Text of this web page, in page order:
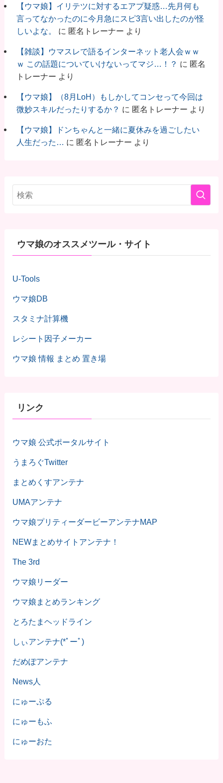
【ウマ娘】イリテツに対するエアプ疑惑…先月何も
言ってなかったのに今月急にスピ3言い出したのが怪
しいよな。
に 匿名トレーナー より
【雑談】ウマスレで語るインターネット老人会ｗｗ
ｗ この話題についていけないってマジ…！？ に 匿名
トレーナー より
【ウマ娘】（8月LoH）もしかしてコンセって今回は
微妙スキルだったりするか？ に 匿名トレーナー より
【ウマ娘】ドンちゃんと一緒に夏休みを過ごしたい
人生だった… に 匿名トレーナー より
ウマ娘のオススメツール・サイト
U-Tools
ウマ娘DB
スタミナ計算機
レシート因子メーカー
ウマ娘 情報 まとめ 置き場
リンク
ウマ娘 公式ポータルサイト
うまろぐTwitter
まとめくすアンテナ
UMAアンテナ
ウマ娘プリティーダービーアンテナMAP
NEWまとめサイトアンテナ！
The 3rd
ウマ娘リーダー
ウマ娘まとめランキング
とろたまヘッドライン
しぃアンテナ(*ﾟーﾟ)
だめぽアンテナ
News人
にゅーぷる
にゅーもふ
にゅーおた